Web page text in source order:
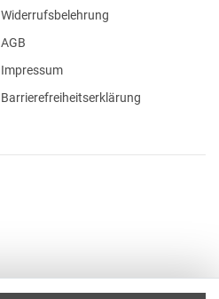
Widerrufsbelehrung
AGB
Impressum
Barrierefreiheitserklärung